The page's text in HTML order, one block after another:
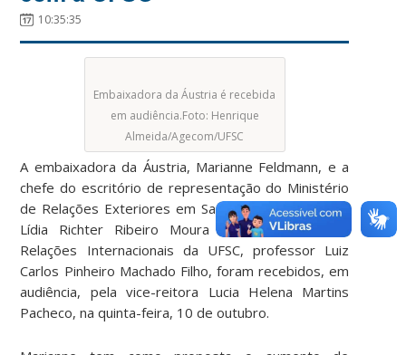
10:35:35
Embaixadora da Áustria é recebida
em audiência.Foto: Henrique
Almeida/Agecom/UFSC
A embaixadora da Áustria, Marianne Feldmann, e a
chefe do escritório de representação do Ministério
de Relações Exteriores em Santa Catarina, Carmen
Lídia Richter Ribeiro Moura e o secretário de
Relações Internacionais da UFSC, professor Luiz
Carlos Pinheiro Machado Filho, foram recebidos, em
audiência, pela vice-reitora Lucia Helena Martins
Pacheco, na quinta-feira, 10 de outubro.